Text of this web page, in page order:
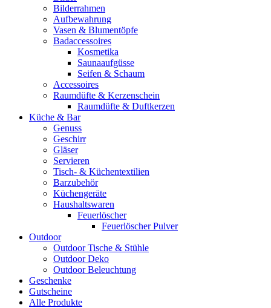
Bilderrahmen
Aufbewahrung
Vasen & Blumentöpfe
Badaccessoires
Kosmetika
Saunaaufgüsse
Seifen & Schaum
Accessoires
Raumdüfte & Kerzenschein
Raumdüfte & Duftkerzen
Küche & Bar
Genuss
Geschirr
Gläser
Servieren
Tisch- & Küchentextilien
Barzubehör
Küchengeräte
Haushaltswaren
Feuerlöscher
Feuerlöscher Pulver
Outdoor
Outdoor Tische & Stühle
Outdoor Deko
Outdoor Beleuchtung
Geschenke
Gutscheine
Alle Produkte